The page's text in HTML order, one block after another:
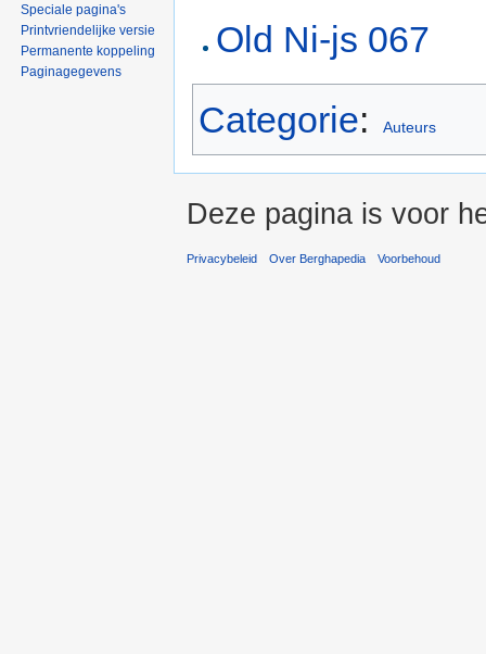
Old Ni-js 067
Categorie: Auteurs
Speciale pagina's
Printvriendelijke versie
Permanente koppeling
Paginagegevens
Deze pagina is voor
Privacybeleid Over Berghapedia Voorbehoud